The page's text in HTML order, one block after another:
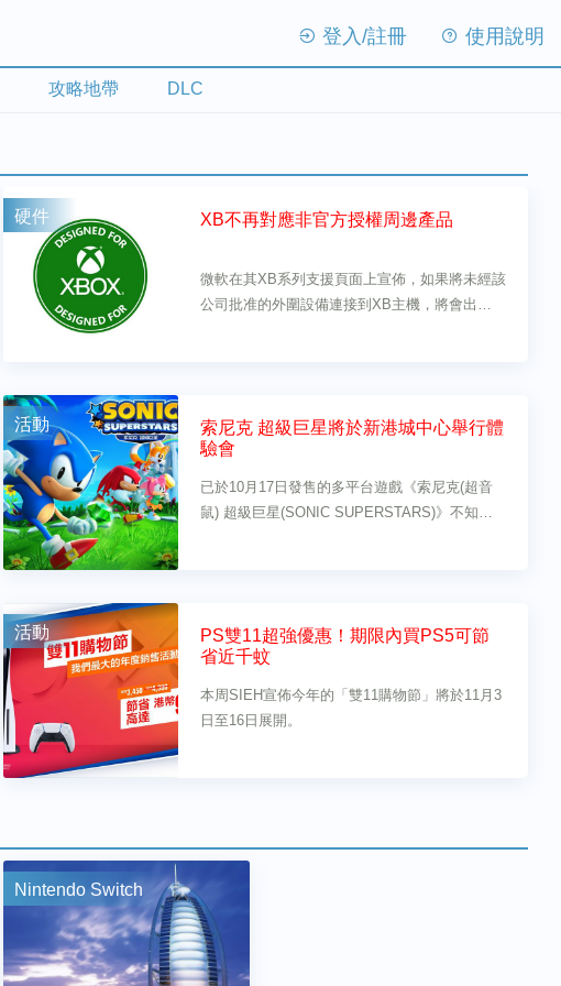
登入/註冊 使用說明
攻略地帶 DLC
硬件 XB不再對應非官方授權周邊產品
微軟在其XB系列支援頁面上宣佈，如果將未經該
公司批准的外圍設備連接到XB主機，將會出現錯
活動
索尼克 超級巨星將於新港城中心舉行體
驗會
已於10月17日發售的多平台遊戲《索尼克(超音
鼠) 超級巨星(SONIC SUPERSTARS)》不知大
活動
PS雙11超強優惠！期限內買PS5可節
省近千蚊
本周SIEH宣佈今年的「雙11購物節」將於11月3
日至16日展開。
Nintendo Switch